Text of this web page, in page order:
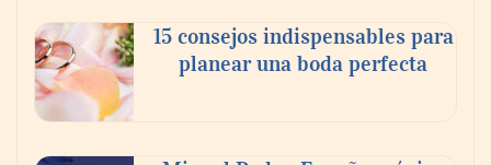
15 consejos indispensables para
planear una boda perfecta